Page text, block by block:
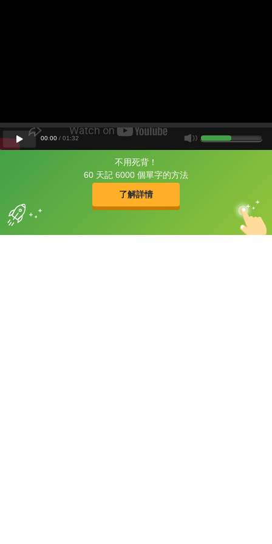
不用死背！
60 天記 6000 個單字的方法
了解詳情
片尾有
攻其不背
的品牌故事
00:00 / 01 :32